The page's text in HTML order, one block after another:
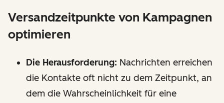
Versandzeitpunkte von Kampagnen
optimieren
Die Herausforderung: Nachrichten erreichen
die Kontakte oft nicht zu dem Zeitpunkt, an
dem die Wahrscheinlichkeit für eine